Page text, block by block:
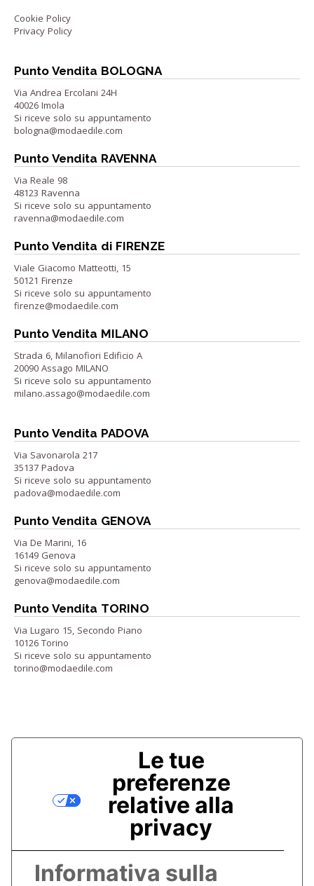
Cookie Policy
Privacy Policy
Punto Vendita BOLOGNA
Via Andrea Ercolani 24H
40026 Imola
Si riceve solo su appuntamento
bologna@modaedile.com
Punto Vendita RAVENNA
Via Reale 98
48123 Ravenna
Si riceve solo su appuntamento
ravenna@modaedile.com
Punto Vendita di FIRENZE
Viale Giacomo Matteotti, 15
50121 Firenze
Si riceve solo su appuntamento
firenze@modaedile.com
Punto Vendita MILANO
Strada 6, Milanofiori Edificio A
20090 Assago MILANO
Si riceve solo su appuntamento
milano.assago@modaedile.com
Punto Vendita PADOVA
Via Savonarola 217
35137 Padova
Si riceve solo su appuntamento
padova@modaedile.com
Punto Vendita GENOVA
Via De Marini, 16
16149 Genova
Si riceve solo su appuntamento
genova@modaedile.com
Punto Vendita TORINO
Via Lugaro 15, Secondo Piano
10126 Torino
Si riceve solo su appuntamento
torino@modaedile.com
Informativa sulla
Le tue
preferenze
relative alla
privacy